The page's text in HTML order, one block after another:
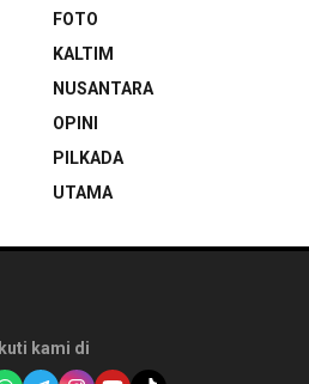
FOTO
KALTIM
NUSANTARA
OPINI
PILKADA
UTAMA
Ikuti kami di